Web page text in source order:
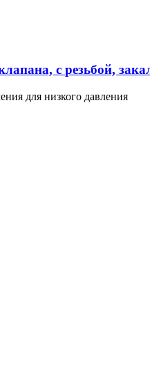
с резьбой,
для низкого давления